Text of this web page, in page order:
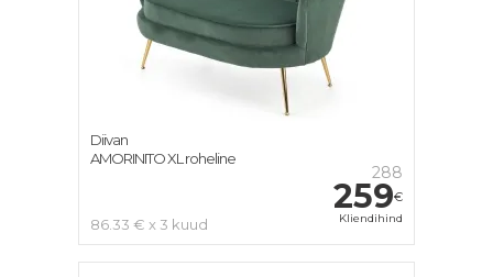
288
259€
Kliendihind
86.33 € x 3 kuud
Diivan
AMORINITO XL roheline